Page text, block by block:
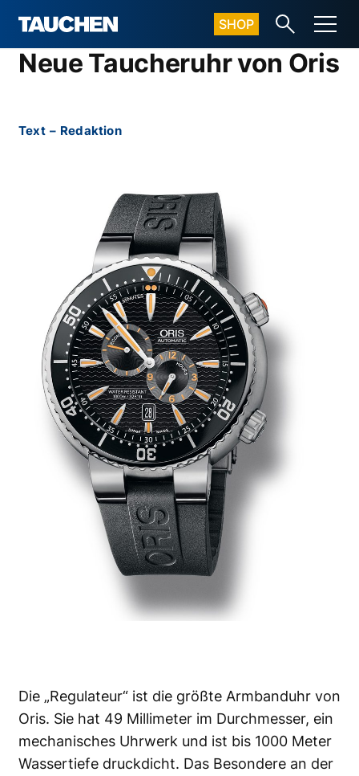
SHOP
Neue Taucheruhr von Oris
Text – Redaktion
Die „Regulateur“ ist die größte Armbanduhr von
Oris. Sie hat 49 Millimeter im Durchmesser, ein
mechanisches Uhrwerk und ist bis 1000 Meter
Wassertiefe druckdicht. Das Besondere an der